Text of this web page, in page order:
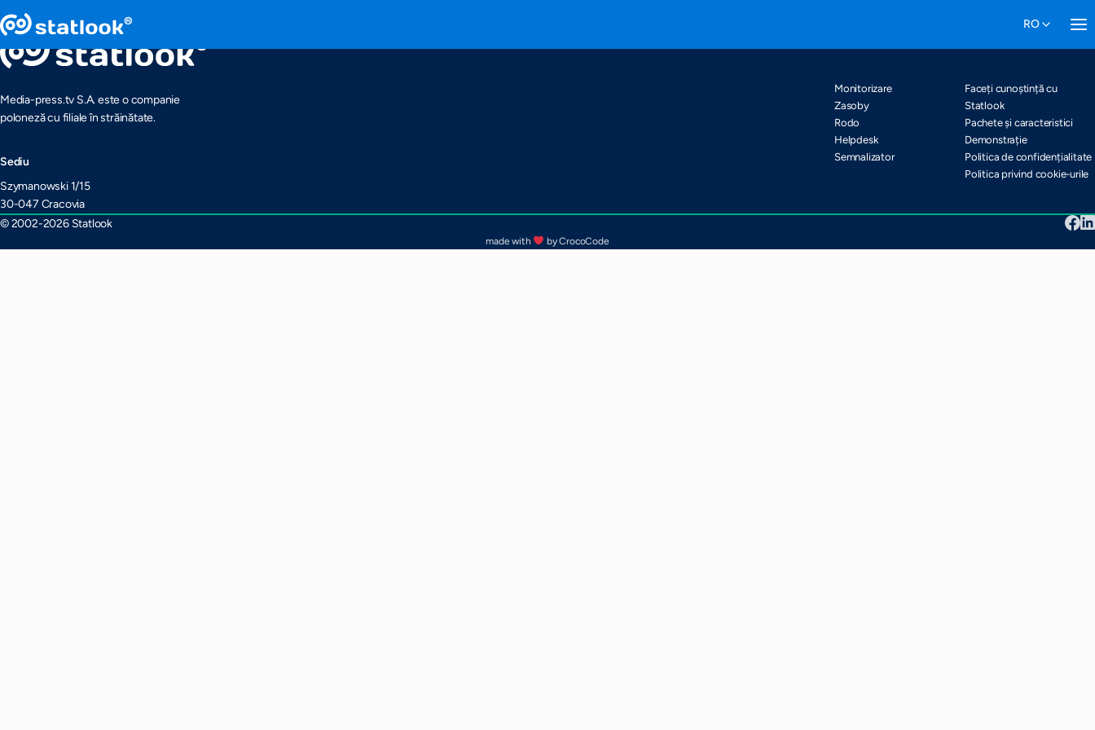
Media-press.tv S.A. este o companie
poloneză cu filiale în străinătate.
Sediu
Szymanowski 1/15
30-047 Cracovia
Monitorizare
Zasoby
Rodo
Helpdesk
Semnalizator
Faceți cunoștință cu
Statlook
Pachete și caracteristici
Demonstrație
Politica de confidențialitate
Politica privind cookie-urile
© 2002-2026 Statlook
made with by CrocoCode